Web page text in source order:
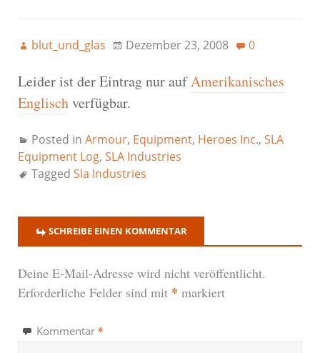
blut_und_glas Dezember 23, 2008 0
Leider ist der Eintrag nur aufAmerikanisches
Englischverfügbar.
Posted in Armour, Equipment, Heroes Inc., SLA
Equipment Log, SLA Industries
Tagged Sla Industries
SCHREIBE EINEN KOMMENTAR
Deine E-Mail-Adresse wird nicht veröffentlicht.
Erforderliche Felder sind mit * markiert
Kommentar *